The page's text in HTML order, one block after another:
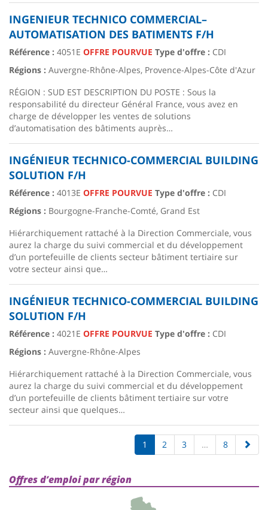
INGENIEUR TECHNICO COMMERCIAL–
AUTOMATISATION DES BATIMENTS F/H
Référence : 4051E OFFRE POURVUE Type d'offre : CDI
Régions : Auvergne-Rhône-Alpes, Provence-Alpes-Côte d'Azur
RÉGION : SUD EST DESCRIPTION DU POSTE : Sous la
responsabilité du directeur Général France, vous avez en
charge de développer les ventes de solutions
d’automatisation des bâtiments auprès…
INGÉNIEUR TECHNICO-COMMERCIAL BUILDING
SOLUTION F/H
Référence : 4013E OFFRE POURVUE Type d'offre : CDI
Régions : Bourgogne-Franche-Comté, Grand Est
Hiérarchiquement rattaché à la Direction Commerciale, vous
aurez la charge du suivi commercial et du développement
d’un portefeuille de clients secteur bâtiment tertiaire sur
votre secteur ainsi que…
INGÉNIEUR TECHNICO-COMMERCIAL BUILDING
SOLUTION F/H
Référence : 4021E OFFRE POURVUE Type d'offre : CDI
Régions : Auvergne-Rhône-Alpes
Hiérarchiquement rattaché à la Direction Commerciale, vous
aurez la charge du suivi commercial et du développement
d’un portefeuille de clients bâtiment tertiaire sur votre
secteur ainsi que quelques…
1 2 3 … 8
Offres d’emploi par région